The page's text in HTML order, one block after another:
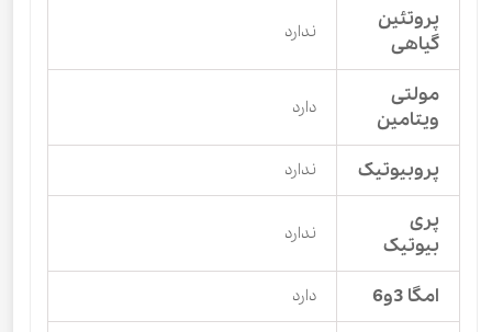
پروتئین
گیاهی
ندارد
مولتی
ویتامین
دارد
پروبیوتیک ندارد
پری
بیوتیک
ندارد
امگا 3و6 دارد